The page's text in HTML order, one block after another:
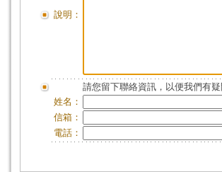
說明：
請您留下聯絡資訊，以便我們有
姓名：
信箱：
電話：